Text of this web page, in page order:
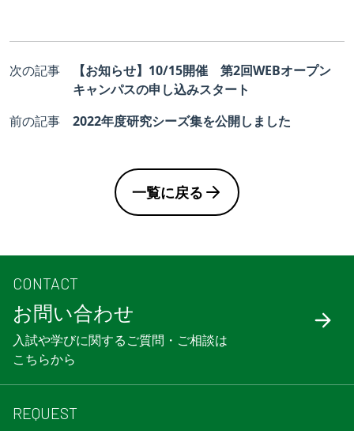
次の記事
【お知らせ】10/15開催 第2回WEBオープン
キャンパスの申し込みスタート
前の記事
2022年度研究シーズ集を公開しました
一覧に戻る
CONTACT
お問い合わせ
入試や学びに関するご質問・ご相談は
こちらから
REQUEST